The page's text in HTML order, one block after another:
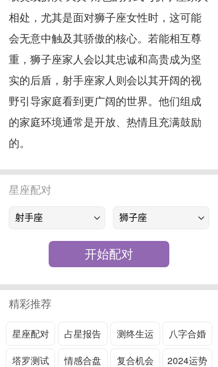
相处，尤其是面对狮子座女性时，这可能
会无意中触及其骄傲的核心。若能相互尊
重，狮子座家人会以其忠诚和高贵成为坚
实的后盾，射手座家人则会以其开阔的视
野引导家庭看到更广阔的世界。他们组成
的家庭环境通常是开放、热情且充满鼓励
的。
星座配对
开始配对
精彩推荐
星座配对 占星报告 测终生运 八字合婚
塔罗测试 情感合盘 复合机会 2024运势